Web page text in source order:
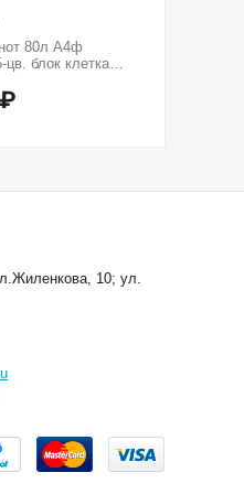
80л А4ф
блок клетка
Золото
₽
10; ул.